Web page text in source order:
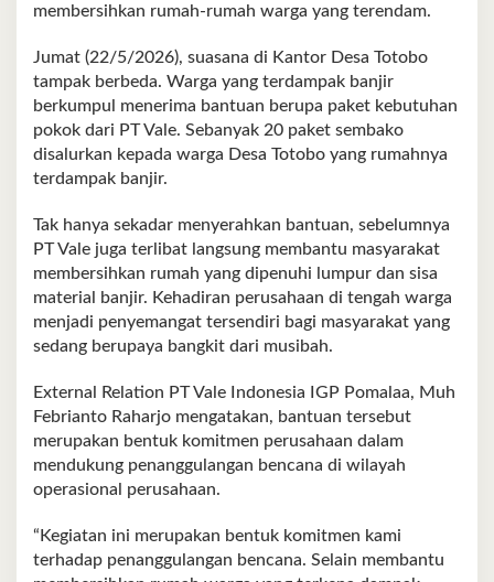
membersihkan rumah-rumah warga yang terendam.
Jumat (22/5/2026), suasana di Kantor Desa Totobo
tampak berbeda. Warga yang terdampak banjir
berkumpul menerima bantuan berupa paket kebutuhan
pokok dari PT Vale. Sebanyak 20 paket sembako
disalurkan kepada warga Desa Totobo yang rumahnya
terdampak banjir.
Tak hanya sekadar menyerahkan bantuan, sebelumnya
PT Vale juga terlibat langsung membantu masyarakat
membersihkan rumah yang dipenuhi lumpur dan sisa
material banjir. Kehadiran perusahaan di tengah warga
menjadi penyemangat tersendiri bagi masyarakat yang
sedang berupaya bangkit dari musibah.
External Relation PT Vale Indonesia IGP Pomalaa, Muh
Febrianto Raharjo mengatakan, bantuan tersebut
merupakan bentuk komitmen perusahaan dalam
mendukung penanggulangan bencana di wilayah
operasional perusahaan.
“Kegiatan ini merupakan bentuk komitmen kami
terhadap penanggulangan bencana. Selain membantu